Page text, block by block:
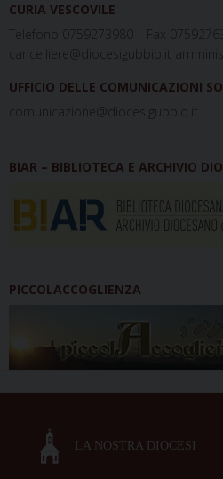
CURIA VESCOVILE
Telefono 0759273980 – Fax
cancelliere@diocesigubbio.it
UFFICIO DELLE COMUNICAZIONI
comunicazione@diocesigubbio.it
BIAR – BIBLIOTECA E ARCHIVIO
PICCOLACCOGLIENZA
LA NOSTRA DIOCESI